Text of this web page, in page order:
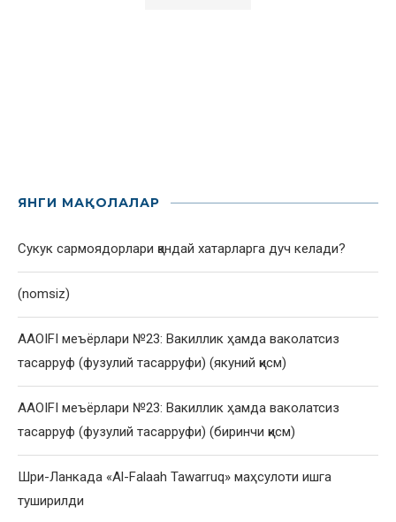
ЯНГИ МАҚОЛАЛАР
Сукук сармоядорлари қандай хатарларга дуч келади?
(nomsiz)
AAOIFI меъёрлари №23: Вакиллик ҳамда ваколатсиз
тасарруф (фузулий тасарруфи) (якуний қисм)
AAOIFI меъёрлари №23: Вакиллик ҳамда ваколатсиз
тасарруф (фузулий тасарруфи) (биринчи қисм)
Шри-Ланкада «Al-Falaah Tawarruq» маҳсулоти ишга
туширилди